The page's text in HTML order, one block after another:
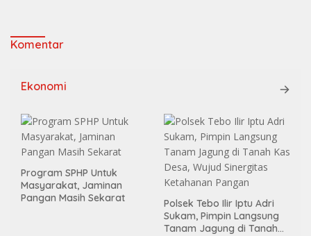
Komentar
Ekonomi
Program SPHP Untuk
Masyarakat, Jaminan
Pangan Masih Sekarat
Polsek Tebo Ilir Iptu Adri
Sukam, Pimpin Langsung
Tanam Jagung di Tanah